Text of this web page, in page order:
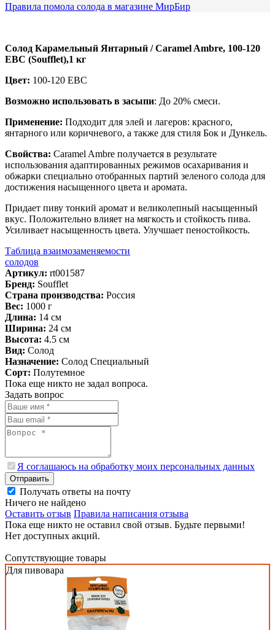
Правила помола солода в магазине МирБир
Солод Карамельный Янтарный / Caramel Ambre, 100-120
EBC (Soufflet),1 кг
Цвет: 100-120 EBC
Возможно использовать в засыпи: До 20% смеси.
Применение: Подходит для элей и лагеров: красного,
янтарного или коричневого, а также для стиля Бок и Дункель.
Свойства: Caramel Ambre получается в результате
использования адаптированных режимов осахаривания и
обжарки специально отобранных партий зеленого солода для
достижения насыщенного цвета и аромата.
Придает пиву тонкий аромат и великолепный насыщенный
вкус. Положительно влияет на мягкость и стойкость пива.
Усиливает насыщенность цвета. Улучшает пеностойкость.
Таблица взаимозаменяемости
солодов
Артикул: rt001587
Бренд: Soufflet
Страна производства: Россия
Вес: 1000 г
Длина: 14 см
Ширина: 24 см
Высота: 4.5 см
Вид: Солод
Назначение: Солод Специальный
Сорт: Полутемное
Пока еще никто не задал вопроса.
Задать вопрос
Я соглашаюсь на обработку моих персональных данных
Отправить
Получать ответы на почту
Ничего не найдено
Оставить отзыв Правила написания отзыва
Пока еще никто не оставил свой отзыв. Будьте первыми!
Нет доступных акций.
Сопутствующие товары
Для пивовара